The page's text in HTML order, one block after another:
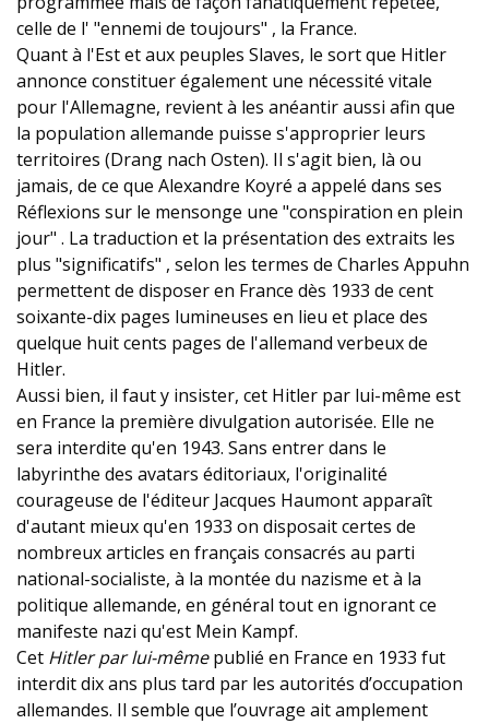
celle de l' "ennemi de toujours" , la France.
Quant à l'Est et aux peuples Slaves, le sort que Hitler
annonce constituer également une nécessité vitale
pour l'Allemagne, revient à les anéantir aussi afin que
la population allemande puisse s'approprier leurs
territoires (Drang nach Osten). Il s'agit bien, là ou
jamais, de ce que Alexandre Koyré a appelé dans ses
Réflexions sur le mensonge une "conspiration en plein
jour" . La traduction et la présentation des extraits les
plus "significatifs" , selon les termes de Charles Appuhn
permettent de disposer en France dès 1933 de cent
soixante-dix pages lumineuses en lieu et place des
quelque huit cents pages de l'allemand verbeux de
Hitler.
Aussi bien, il faut y insister, cet Hitler par lui-même est
en France la première divulgation autorisée. Elle ne
sera interdite qu'en 1943. Sans entrer dans le
labyrinthe des avatars éditoriaux, l'originalité
courageuse de l'éditeur Jacques Haumont apparaît
d'autant mieux qu'en 1933 on disposait certes de
nombreux articles en français consacrés au parti
national-socialiste, à la montée du nazisme et à la
politique allemande, en général tout en ignorant ce
manifeste nazi qu'est Mein Kampf.
Cet Hitler par lui-mêmepublié en France en 1933 fut
interdit dix ans plus tard par les autorités d’occupation
allemandes. Il semble que l’ouvrage ait amplement